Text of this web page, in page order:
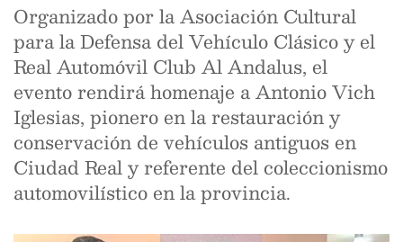
Organizado por la Asociación Cultural
para la Defensa del Vehículo Clásico y el
Real Automóvil Club Al Andalus, el
evento rendirá homenaje a Antonio Vich
Iglesias, pionero en la restauración y
conservación de vehículos antiguos en
Ciudad Real y referente del coleccionismo
automovilístico en la provincia.